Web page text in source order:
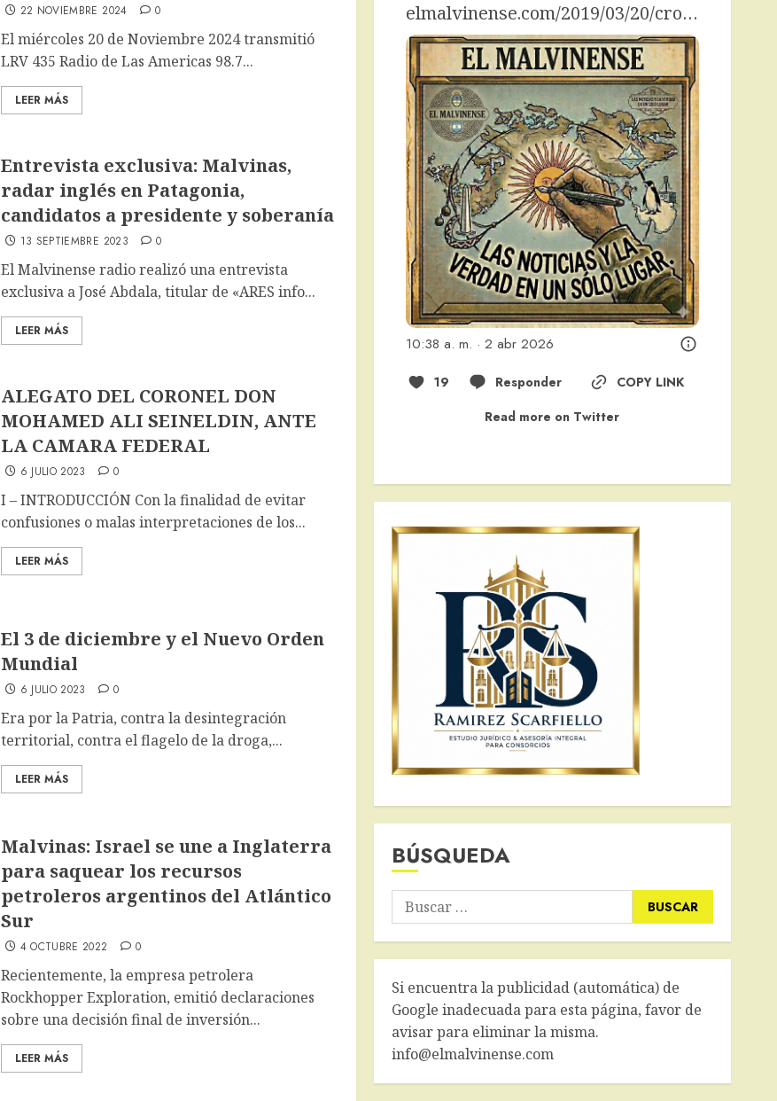
22 NOVIEMBRE 2024 0
El miércoles 20 de Noviembre 2024 transmitió
LRV 435 Radio de Las Americas 98.7...
LEER MÁS
Entrevista exclusiva: Malvinas,
radar inglés en Patagonia,
candidatos a presidente y soberanía
13 SEPTIEMBRE 2023 0
El Malvinense radio realizó una entrevista
exclusiva a José Abdala, titular de «ARES info...
LEER MÁS
ALEGATO DEL CORONEL DON
MOHAMED ALI SEINELDIN, ANTE
LA CAMARA FEDERAL
6 JULIO 2023 0
I – INTRODUCCIÓN Con la finalidad de evitar
confusiones o malas interpretaciones de los...
LEER MÁS
El 3 de diciembre y el Nuevo Orden
Mundial
6 JULIO 2023 0
Era por la Patria, contra la desintegración
territorial, contra el flagelo de la droga,...
LEER MÁS
Malvinas: Israel se une a Inglaterra
para saquear los recursos
petroleros argentinos del Atlántico
Sur
4 OCTUBRE 2022 0
Recientemente, la empresa petrolera
Rockhopper Exploration, emitió declaraciones
sobre una decisión final de inversión...
LEER MÁS
elmalvinense.com/2019/03/20/cro…
10:38 a. m. · 2 abr 2026
19 Responder
COPY LINK
Read more on Twitter
BÚSQUEDA
Buscar:
Si encuentra la publicidad (automática) de
Google inadecuada para esta página, favor de
avisar para eliminar la misma.
info@elmalvinense.com